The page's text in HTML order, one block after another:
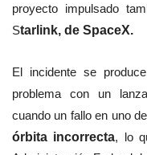
proyecto impulsado
Starlink, de SpaceX.
El incidente se
problema con un
cuando un fallo en uno
órbita incorrecta, lo